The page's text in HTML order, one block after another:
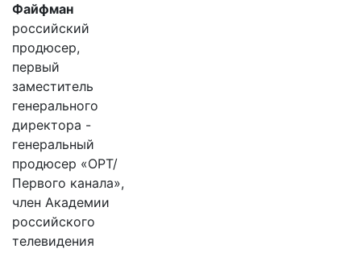
Файфман
российский
продюсер,
первый
заместитель
генерального
директора -
генеральный
продюсер «ОРТ/
Первого канала»,
член Академии
российского
телевидения